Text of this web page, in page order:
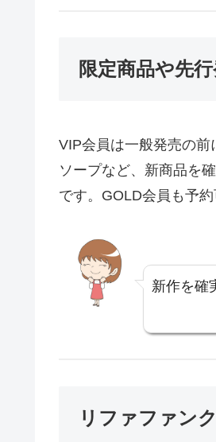
限定商品や先
VIP会員は一般発売の
ソープなど、新商品を
です。GOLD会員も予
新作を確
リファファン